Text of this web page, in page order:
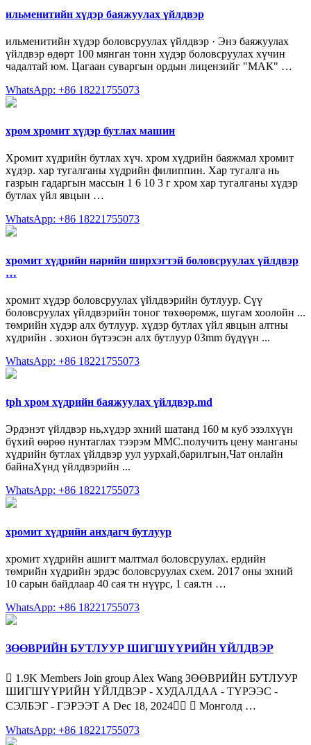
ильменитийн хүдэр баяжуулах үйлдвэр
ильменитийн хүдэр боловсруулах үйлдвэр · Энэ баяжуулах
үйлдвэр өдөрт 100 мянган тонн хүдэр боловсруулах хүчин
чадалтай юм. Цагаан суваргын ордын лицензийг "МАК" …
WhatsApp: +86 18221755073
хром хромит хүдэр бутлах машин
Хромит хүдрийн бутлах хүч. хром хүдрийн баяжмал хромит
хүдэр. хар тугалганы хүдрийн филиппин. Хар тугалга нь
газрын гадаргын массын 1 6 10 3 г хром хар тугалганы хүдэр
бутлах үйл явцын …
WhatsApp: +86 18221755073
хромит хүдрийн нарийн ширхэгтэй боловсруулах үйлдвэр
…
хромит хүдэр боловсруулах үйлдвэрийн бутлуур. Сүү
боловсруулах үйлдвэрийн тоног төхөөрөмж, шугам хоолойн ...
төмрийн хүдэр алх бутлуур. хүдэр бутлах үйл явцын алтны
хүдрийн . зохион бүтээсэн алх бутлуур 03mm бүдүүн ...
WhatsApp: +86 18221755073
tph хром хүдрийн баяжуулах үйлдвэр.md
Эрдэнэт үйлдвэр нь,хүдэр эхний шатанд 160 м куб эзэлхүүн
бүхий өөрөө нунтаглах тээрэм ММС.получить цену манганы
хүдрийн бутлах үйлдвэр уул уурхай,барилгын,Чат онлайн
байнаХүнд үйлдвэрийн ...
WhatsApp: +86 18221755073
хромит хүдрийн анхдагч бутлуур
хромит хүдрийн ашигт малтмал боловсруулах. ердийн
төмрийн хүдрийн эрдэс боловсруулах схем. 2017 оны эхний
10 сарын байдлаар 40 сая тн нүүрс, 1 сая.тн …
WhatsApp: +86 18221755073
ЗӨӨВРИЙН БУТЛУУР ШИГШҮҮРИЙН ҮЙЛДВЭР
󰞋 1.9K Members Join group Alex Wang ЗӨӨВРИЙН БУТЛУУР
ШИГШҮҮРИЙН ҮЙЛДВЭР - ХУДАЛДАА - ТҮРЭЭС -
СЭЛБЭГ - ГЭРЭЭТ А Dec 18, 2024󰞋󱟠 󰟝 Монголд …
WhatsApp: +86 18221755073